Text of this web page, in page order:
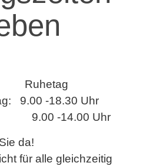
Ruhetag
9.00 -18.30 Uhr
9.00 -14.00 Uhr
da!
für alle gleichzeitig